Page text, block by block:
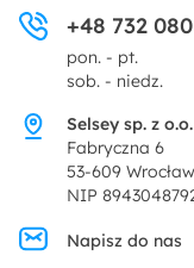
Dekoracje i
Promocje
Zwroty
Pytania i
Centrum prasowe
Regulamin
Polityka prywatności
+48 732
pon. - pt.
sob. - niedz.
Selsey sp. z o.o.
Fabryczna 6
53-609 Wrocław
NIP
Napisz do nas